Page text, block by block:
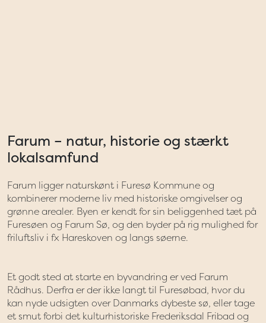
Farum – natur, historie og stærkt
lokalsamfund
Farum ligger naturskønt i Furesø Kommune og
kombinerer moderne liv med historiske omgivelser og
grønne arealer. Byen er kendt for sin beliggenhed tæt på
Furesøen og Farum Sø, og den byder på rig mulighed for
friluftsliv i fx Hareskoven og langs søerne.
Et godt sted at starte en byvandring er ved Farum
Rådhus. Derfra er der ikke langt til Furesøbad, hvor du
kan nyde udsigten over Danmarks dybeste sø, eller tage
et smut forbi det kulturhistoriske Frederiksdal Fribad og